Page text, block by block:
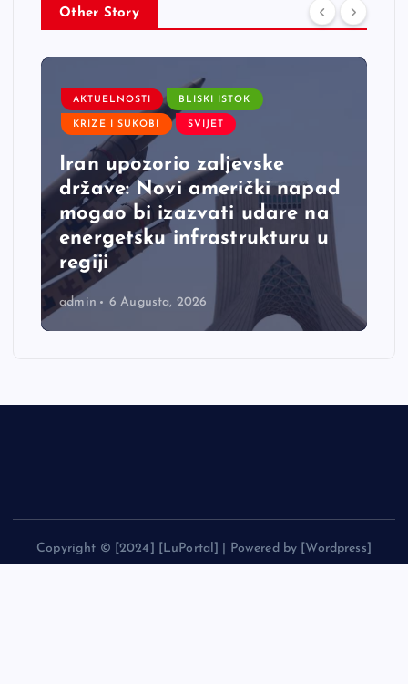
Other Story
AKTUELNOSTI BLISKI ISTOK
KRIZE I SUKOBI SVIJET
Iran upozorio zaljevske
države: Novi američki napad
mogao bi izazvati udare na
energetsku infrastrukturu u
regiji
admin 6 Augusta, 2026
Copyright © [2024] [LuPortal] | Powered by [Wordpress]